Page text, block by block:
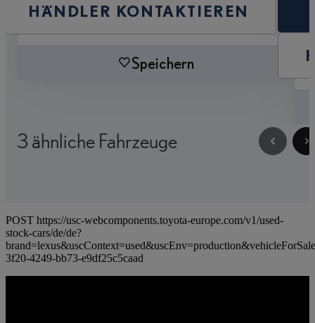
HÄNDLER KONTAKTIEREN
Speichern
3 ähnliche Fahrzeuge
POST https://usc-webcomponents.toyota-europe.com/v1/used-
stock-cars/de/de?
3f20-4249-bb73-e9df25c5caad